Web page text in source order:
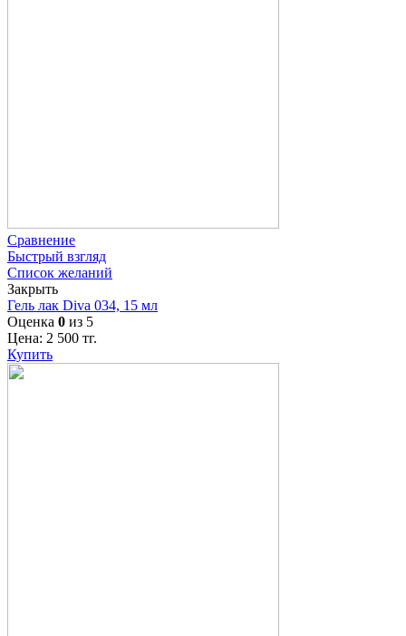
Сравнение
Быстрый взгляд
Список желаний
Закрыть
Гель лак Diva 034, 15 мл
Оценка 0 из 5
Цена: 2 500 тг.
Купить